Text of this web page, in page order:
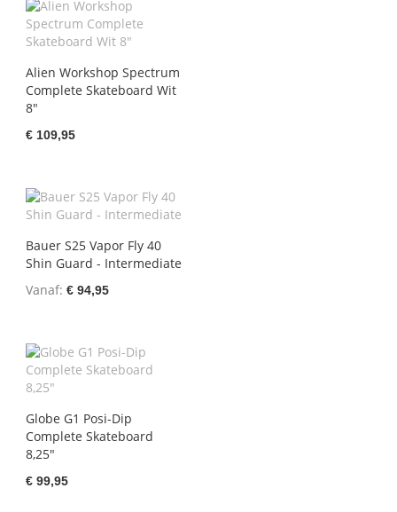
Alien Workshop Spectrum
Complete Skateboard Wit
8"
€ 109,95
Bauer S25 Vapor Fly 40
Shin Guard - Intermediate
Vanaf € 94,95
Globe G1 Posi-Dip
Complete Skateboard
8,25"
€ 99,95